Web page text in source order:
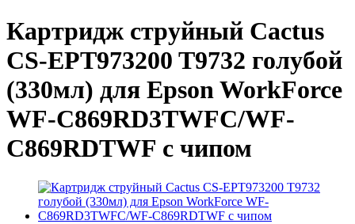
Картридж струйный Cactus
CS-EPT973200 T9732 голубой
(330мл) для Epson WorkForce
WF-C869RD3TWFC/WF-
C869RDTWF с чипом